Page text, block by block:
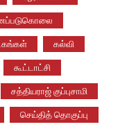
கல்வி
கூட்டாட்சி
சத்தியராஜ் குப்புசாமி
செய்தித் தொகுப்பு